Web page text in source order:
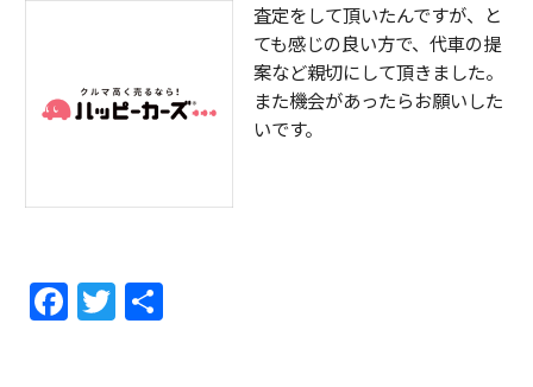
査定をして頂いたんですが、と
ても感じの良い方で、代車の提
案など親切にして頂きました。
また機会があったらお願いした
いです。
F T